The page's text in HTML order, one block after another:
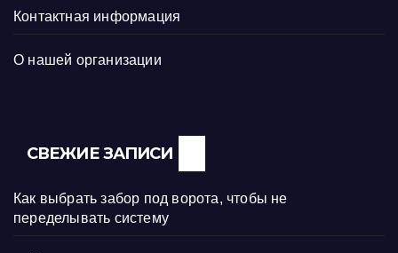
Контактная информация
О нашей организации
СВЕЖИЕ ЗАПИСИ
Как выбрать забор под ворота, чтобы не
переделывать систему